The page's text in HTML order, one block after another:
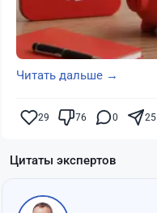
Читать дальше →
29 76 0 25
Цитаты экспертов